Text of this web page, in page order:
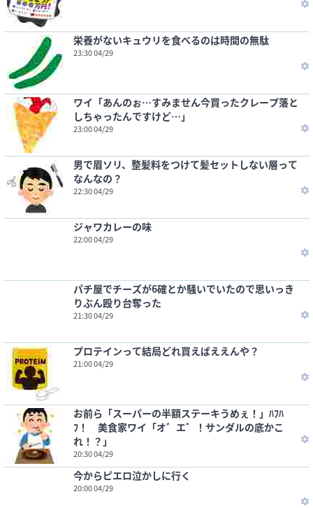
栄養がないキュウリを食べるのは時間の無駄
23:30 04/29
ワイ「あんのぉ…すみません今買ったクレープ落と
しちゃったんですけど…」
23:00 04/29
男で眉ソリ、整髪料をつけて髪セットしない層って
なんなの？
22:30 04/29
ジャワカレーの味
22:00 04/29
パチ屋でチーズが6確とか騒いでいたので思いっき
りぶん殴り台奪った
21:30 04/29
プロテインって結局どれ買えばええんや？
21:00 04/29
お前ら「スーパーの半額ステーキうめぇ！」ﾊﾌﾊ
ﾌ！ 美食家ワイ「オ゛エ゛！サンダルの底かこ
れ！？」
20:30 04/29
今からピエロ泣かしに行く
20:00 04/29